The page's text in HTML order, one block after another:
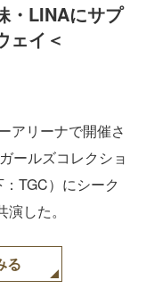
・LINAにサプ
ェイ＜
アリーナで開催さ
ールズコレクショ
TGC）にシーク
演した。
る